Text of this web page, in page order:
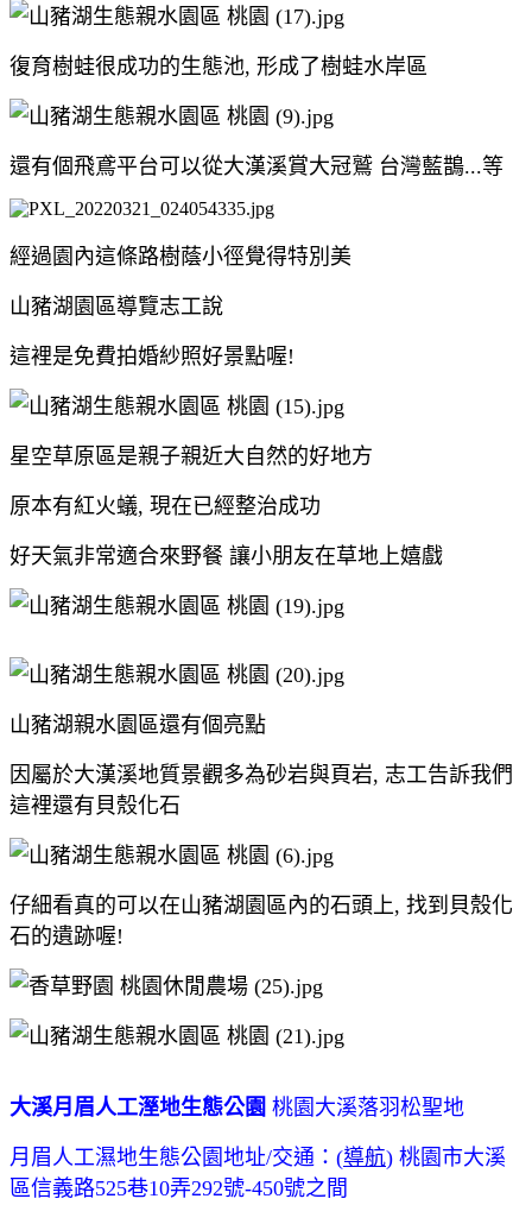
復育樹蛙很成功的生態池, 形成了樹蛙水岸區
還有個飛鳶平台可以從大漢溪賞大冠鷲 台灣藍鵲...等
經過園內這條路樹蔭小徑覺得特別美
山豬湖園區導覽志工說
這裡是免費拍婚紗照好景點喔!
星空草原區是親子親近大自然的好地方
原本有紅火蟻, 現在已經整治成功
好天氣非常適合來野餐 讓小朋友在草地上嬉戲
山豬湖親水園區還有個亮點
因屬於大漢溪地質景觀多為砂岩與頁岩, 志工告訴我們
這裡還有貝殼化石
仔細看真的可以在山豬湖園區內的石頭上, 找到貝殼化
石的遺跡喔!​
大溪月眉人工溼地生態公園 桃園大溪落羽松聖地
月眉人工濕地生態公園地址/交通：(導航) 桃園市大溪
區信義路525巷10弄292號-450號之間